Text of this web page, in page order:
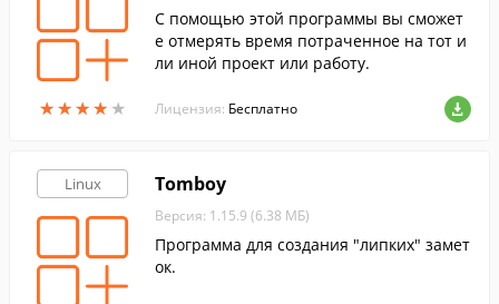
★★★★ ★
★★★★ ★
С помощью этой программы вы сможет
е отмерять время потраченное на тот и
ли иной проект или работу.
Лицензия: Бесплатно
Linux Tomboy
Версия: 1.15.9 (6.38 МБ)
Программа для создания "липких" замет
ок.